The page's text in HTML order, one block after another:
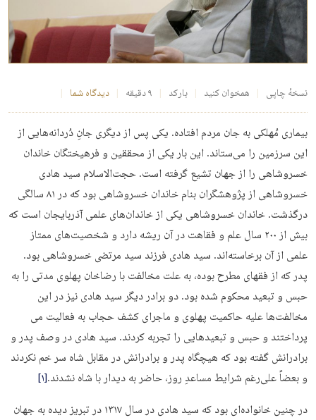
نسخهٔ چاپی همخوان کنید بارکد ۹ دقیقه دیدگاه شما
بیماری مُهلکی به جان مردم افتاده. یکی پس از دیگری جانِ دُردانه‌­هایی از
این سرزمین را می­‌ستاند. این بار یکی از محققین و فرهیختگان خاندان
خسروشاهی را از جهان تشیع گرفته است. حجت‌الاسلام سید هادی
خسروشاهی از پژوهشگران بنام خاندان خسروشاهی بود که در ۸۱ سالگی
درگذشت. خاندان خسروشاهی یکی از خاندان‌های علمی آذربایجان است که
بیش از ۲۰۰ سال علم و فقاهت در آن ریشه دارد و شخصیت‌های ممتاز
علمی از آن برخاسته­‌اند. سید هادی فرزند سید مرتضی خسروشاهی بود.
پدر که از فقهای مطرح بوده، به علت مخالفت با رضاخان پهلوی مدتی را به
حبس و تبعید محکوم شده بود. دو برادر دیگر سید هادی نیز در این
مخالفت‌ها علیه حاکمیت پهلوی و ماجرای کشف حجاب به فعالیت می­‌
پرداختند و حبس و تبعیدهایی را تجربه کردند. سید هادی در وصف پدر و
برادرانش گفته بود که هیچگاه پدر و برادرانش در مقابل شاه سر خم نکردند
و بعضاً علی‌رغم شرایط مساعدِ روز، حاضر به دیدار با شاه نشدند.[۱]
در چنین خانواده‌­ای بود که سید هادی در سال ۱۳۱۷ در تبریز دیده به جهان